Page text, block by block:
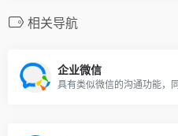
相关导航
企业微信